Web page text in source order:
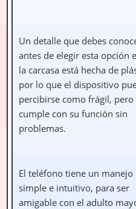
Un detalle que debes
antes de elegir esta opción
la carcasa está hecha de
por lo que el dispositivo
percibirse como frágil, pero
cumple con su función sin
problemas.
El teléfono tiene un manejo
simple e intuitivo, para ser
amigable con el adulto